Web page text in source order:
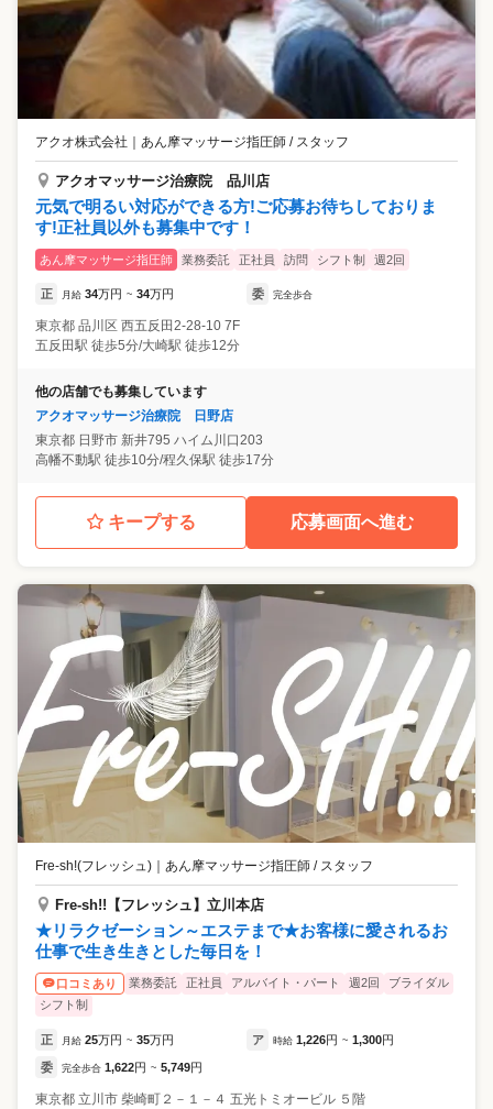
アクオ株式会社 あん摩マッサージ指圧師 / スタッフ
アクオマッサージ治療院 品川店
元気で明るい対応ができる方!ご応募お待ちしておりま
す!正社員以外も募集中です！
あん摩マッサージ指圧師 業務委託 正社員 訪問 シフト制 週2回
正 月給 34万円 ~ 34万円 委 完全歩合
東京都 品川区 西五反田2-28-10 7F
五反田駅 徒歩5分/大崎駅 徒歩12分
他の店舗でも募集しています
アクオマッサージ治療院 日野店
東京都 日野市 新井795 ハイム川口203
高幡不動駅 徒歩10分/程久保駅 徒歩17分
キープする 応募画面へ進む
Fre-sh!(フレッシュ) ｜ あん摩マッサージ指圧師 / スタッフ
Fre-sh!!【フレッシュ】立川本店
★リラクゼーション～エステまで★お客様に愛されるお
仕事で生き生きとした毎日を！
口コミあり 業務委託 正社員 アルバイト・パート 週2回
ブライダル
シフト制
正 月給 25万円 ~ 35万円 ア 時給 1,226円 ~ 1,300円
委 完全歩合 1,622円 ~ 5,749円
東京都 立川市 柴崎町２－１－４ 五光トミオービル ５階